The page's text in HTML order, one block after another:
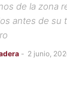
de la zona
antes de su
- 2 junio,